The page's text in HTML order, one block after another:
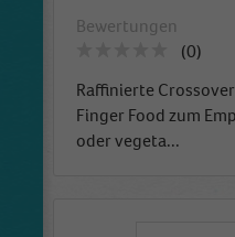
Bewertungen
(0)
Raffinierte
Finger Food zum
oder vegeta...